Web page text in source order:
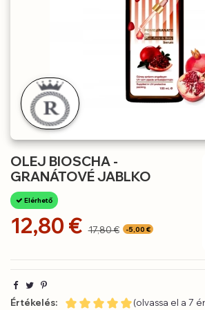
OLEJ BIOSCHA -
GRANÁTOVÉ JABLKO
Elérhető
12,80 € 17,80 € -5,00 €
Értékelés: (olvassa el a 7